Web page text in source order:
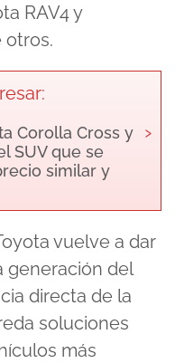
RAV4 y
otros.
Corolla Cross y
SUV que se
similar y
›
vuelve a dar
generación del
directa de la
soluciones
más